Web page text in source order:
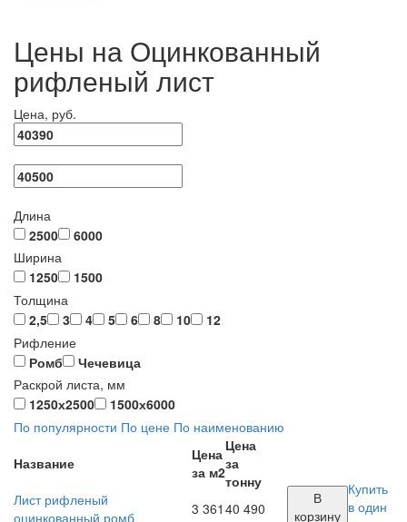
Цены на Оцинкованный
рифленый лист
Цена, руб.
Длина
2500
6000
Ширина
1250
1500
Толщина
2,5
3 4 5 6 8 10
12
Рифление
Ромб
Чечевица
Раскрой листа, мм
1250х2500
1500х6000
По популярности По цене По наименованию
Название
Цена
за м2
Цена
за
тонну
Лист рифленый
оцинкованный ромб
3 361 40 490
В
корзину
Купить
в один